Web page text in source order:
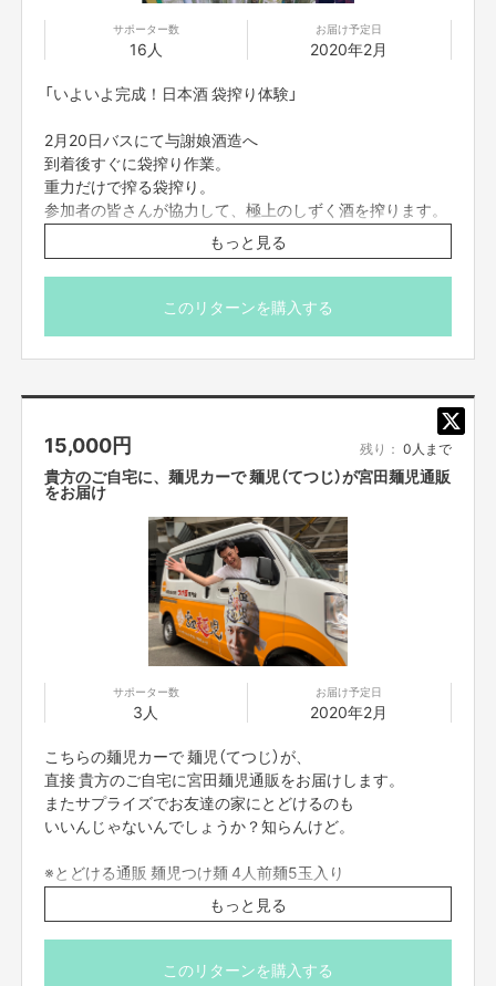
サポーター数
16人
お届け予定日
2020年2月
「いよいよ完成！日本酒 袋搾り体験」
2月20日バスにて与謝娘酒造へ
到着後すぐに袋搾り作業。
重力だけで搾る袋搾り。
参加者の皆さんが協力して、極上のしずく酒を搾ります。
作業時間およそ30分。
その後、蔵にてお昼ご飯
天橋立 まつなみの仕出しのお弁当を蔵のお座敷で。お酒
搾り待ちの間は
蔵から数分の所にある野菜の駅やSL広場などもお楽しみ頂
けます。
また、外でのお食事含めて13時〜16時くらいまでの搾り
待ちの間、天橋立観光など自由行動。
蔵に戻られてから20分の作業時間で瓶詰め&ラベル貼り
場所 与謝娘酒造
http://yosamusume.com
集合 梅田プラザモータープール
https://www.google.co.jp/amp/s/www.bushikaku.net/art
※スケジュール
9時45分集合
10時出発
12時30 与謝娘酒造到着/袋搾り体験
15時 完成予定
もっと見る
このリターンを購入する
15,000円 残り： 0人まで
貴方のご自宅に、麺児カーで 麺児（てつじ）が宮田麺児通販
をお届け
サポーター数
3人
お届け予定日
2020年2月
こちらの麺児カーで 麺児（てつじ）が、
直接 貴方のご自宅に宮田麺児通販をお届けします。
またサプライズでお友達の家にとどけるのも
いいんじゃないんでしょうか？知らんけど。
※とどける通販 麺児つけ麺 4人前麺5玉入り
4277円 1箱
※ 届け先 大阪市内から 車で1時間前後以内で
お願いします。
※ 場所 日時 要相談。
もっと見る
このリターンを購入する